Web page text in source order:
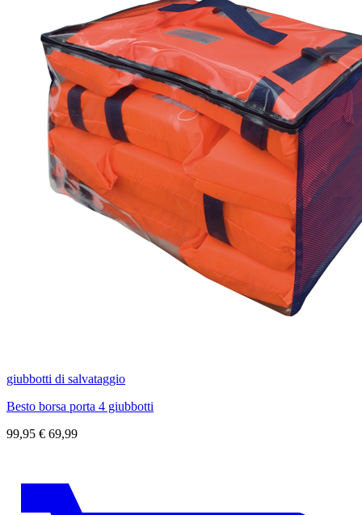
giubbotti di salvataggio
Besto borsa porta 4 giubbotti
99,95 € 69,99